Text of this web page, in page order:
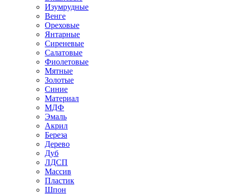
Изумрудные
Венге
Ореховые
Янтарные
Сиреневые
Салатовые
Фиолетовые
Мятные
Золотые
Синие
Материал
МДФ
Эмаль
Акрил
Береза
Дерево
Дуб
ЛДСП
Массив
Пластик
Шпон